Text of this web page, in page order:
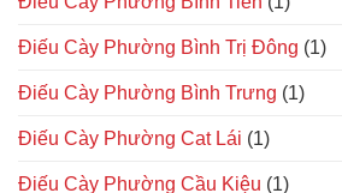
Điếu Cày Phường Bình Trị Đông (1)
Điếu Cày Phường Bình Trưng (1)
Điếu Cày Phường Cat Lái (1)
Điếu Cày Phường Cầu Kiệu (1)